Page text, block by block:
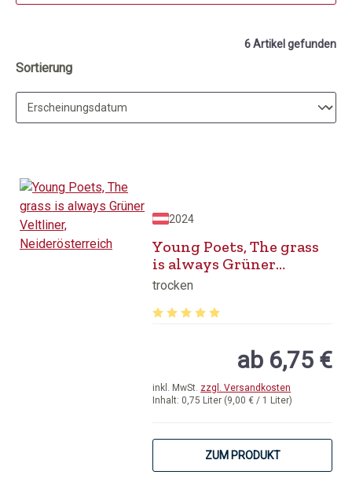
6 Artikel gefunden
Sortierung
2024
Young Poets, The grass
is always Grüner
Veltliner,
trocken
Inhalt: 0,75 Liter (9,00 € / 1 Liter)
inkl. MwSt. zzgl. Versandkosten
ab 6,75 €
ZUM PRODUKT